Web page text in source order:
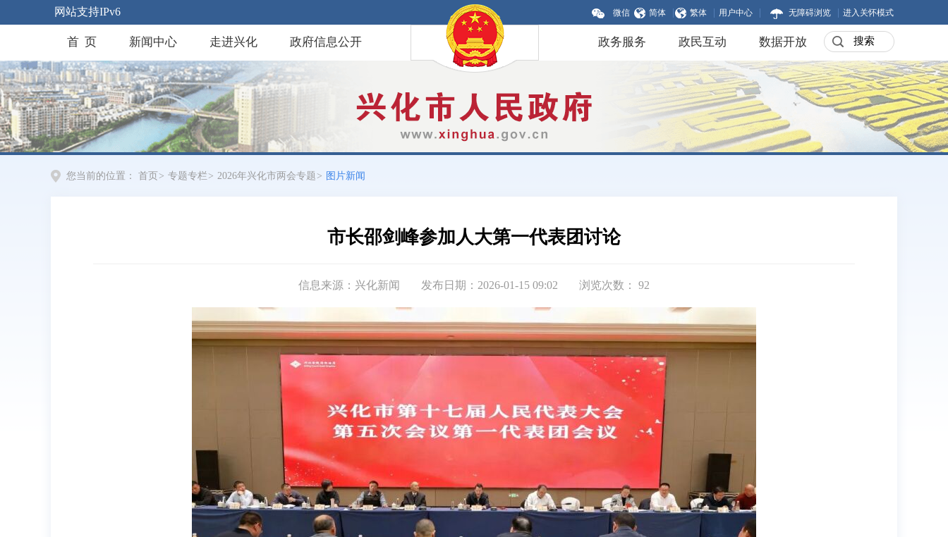
网站支持IPv6 微信 简体 繁体 用户中心 无障碍浏览 进入关怀模式
首 页 新闻中心 走进兴化 政府信息公开 政务服务 政民互动 数据开放
您当前的位置： 首页 > 专题专栏 > 2026年兴化市两会专题 > 图片新闻
市长邵剑峰参加人大第一代表团讨论
信息来源：兴化新闻 发布日期：2026-01-15 09:02 浏览次数： 92